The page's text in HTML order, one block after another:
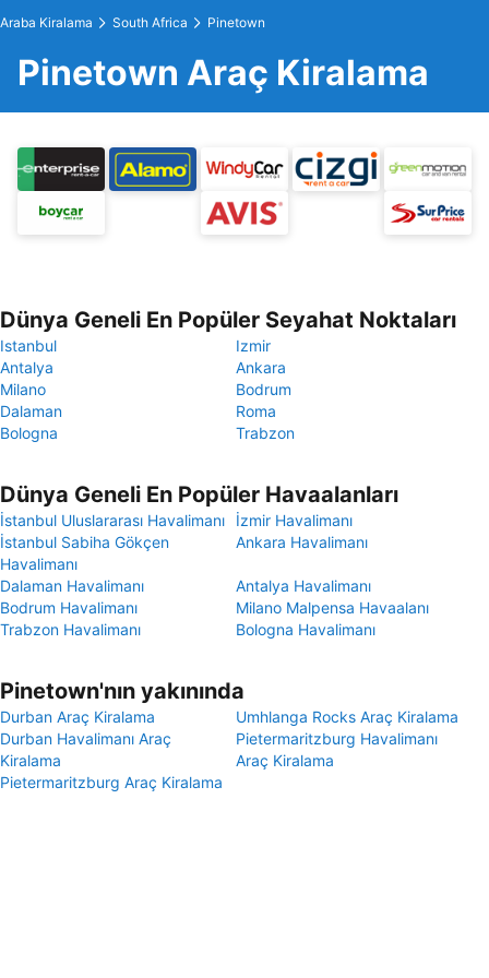
Araba Kiralama South Africa Pinetown
Pinetown Araç Kiralama
Dünya Geneli En Popüler Seyahat Noktaları
Istanbul
Izmir
Antalya
Ankara
Milano
Bodrum
Dalaman
Roma
Bologna
Trabzon
Dünya Geneli En Popüler Havaalanları
İstanbul Uluslararası Havalimanı
İzmir Havalimanı
İstanbul Sabiha Gökçen
Havalimanı
Ankara Havalimanı
Dalaman Havalimanı
Antalya Havalimanı
Bodrum Havalimanı
Milano Malpensa Havaalanı
Trabzon Havalimanı
Bologna Havalimanı
Pinetown'nın yakınında
Durban Araç Kiralama
Umhlanga Rocks Araç Kiralama
Durban Havalimanı Araç
Kiralama
Pietermaritzburg Havalimanı
Araç Kiralama
Pietermaritzburg Araç Kiralama